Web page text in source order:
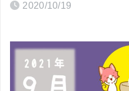
2020/10/19